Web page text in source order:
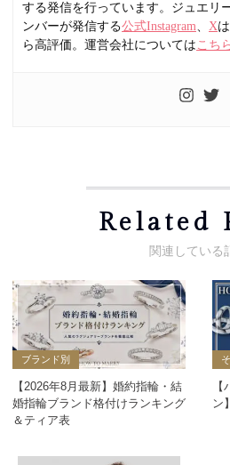
する発信を行っています。ジュエリ
ンバーが発信する公式Instagram、 X
ら高評価。運営会社については こち
Related
ブランド別
【2026年8月最新】婚約指輪・結
婚指輪ブランド格付けランキング
＆ティア表
ン